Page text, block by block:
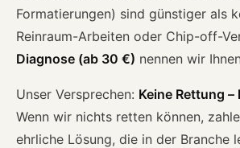
Formatierungen) sind günstiger als
Reinraum-Arbeiten oder Chip-off-
Diagnose (ab 30 €) nennen wir
Unser Versprechen: Keine Rettung
Wenn wir nichts retten können,
ehrliche Lösung, die in der Branche